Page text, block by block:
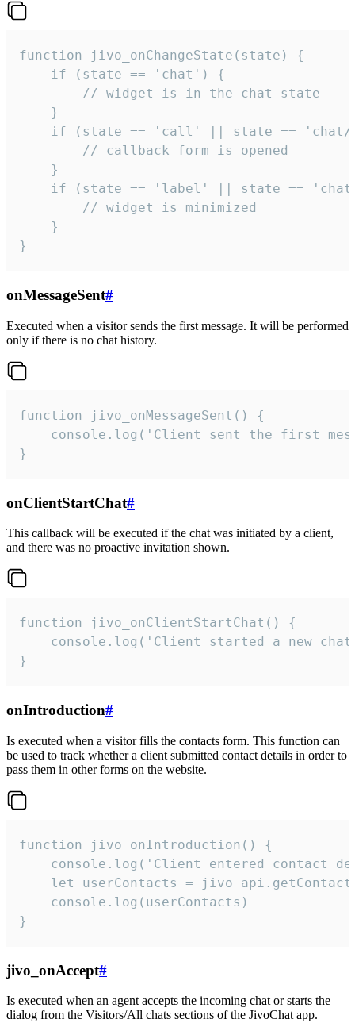
function jivo_onChangeState(state) {
    if (state == 'chat') {
        // widget is in the chat state
    }
if (state == 'call' || state ==
        // callback form is opened
    }
if (state == 'label' || state ==
        // widget is minimized
    }
}
onMessageSent#
Executed when a visitor sends the first message. It will be performed
only if there is no chat history.
function jivo_onMessageSent() {
console.log('Client sent the first
}
onClientStartChat#
This callback will be executed if the chat was initiated by a client,
and there was no proactive invitation shown.
function jivo_onClientStartChat() {
console.log('Client started a new
}
onIntroduction#
Is executed when a visitor fills the contacts form. This function can
be used to track whether a client submitted contact details in order to
pass them in other forms on the website.
function jivo_onIntroduction() {
console.log('Client entered contact
let userContacts =
    console.log(userContacts)
}
jivo_onAccept#
Is executed when an agent accepts the incoming chat or starts the
dialog from the Visitors/All chats sections of the JivoChat app.